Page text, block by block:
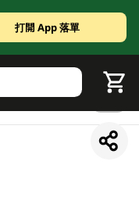
打開 App 落單